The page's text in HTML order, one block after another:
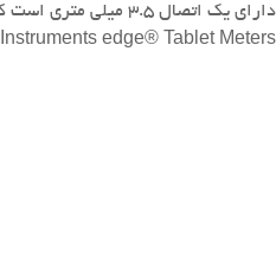
Instruments edge® Tablet Meters طراحی شده است